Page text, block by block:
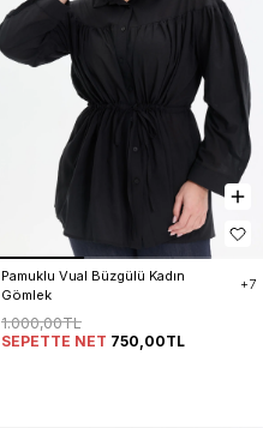
Pamuklu Vual Büzgülü Kadın
Gömlek
+7
1.000,00TL
SEPETTE NET 750,00TL